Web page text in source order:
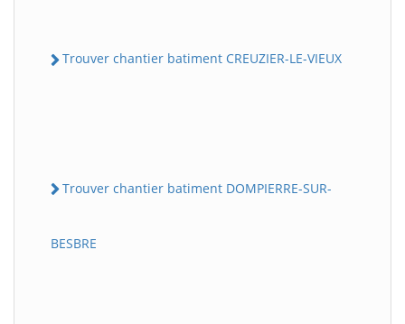
Trouver chantier batiment CREUZIER-LE-VIEUX
Trouver chantier batiment DOMPIERRE-SUR-
BESBRE